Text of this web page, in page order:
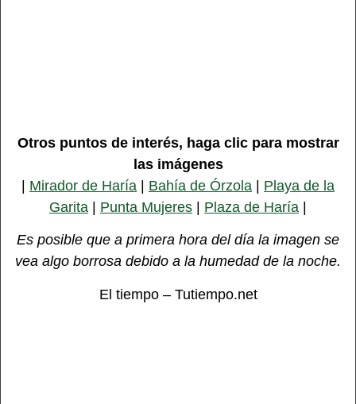
Otros puntos de interés, haga clic para mostrar
las imágenes
| Mirador de Haría | Bahía de Órzola | Playa de la
Garita | Punta Mujeres | Plaza de Haría |
Es posible que a primera hora del día la imagen se
vea algo borrosa debido a la humedad de la noche.
El tiempo – Tutiempo.net